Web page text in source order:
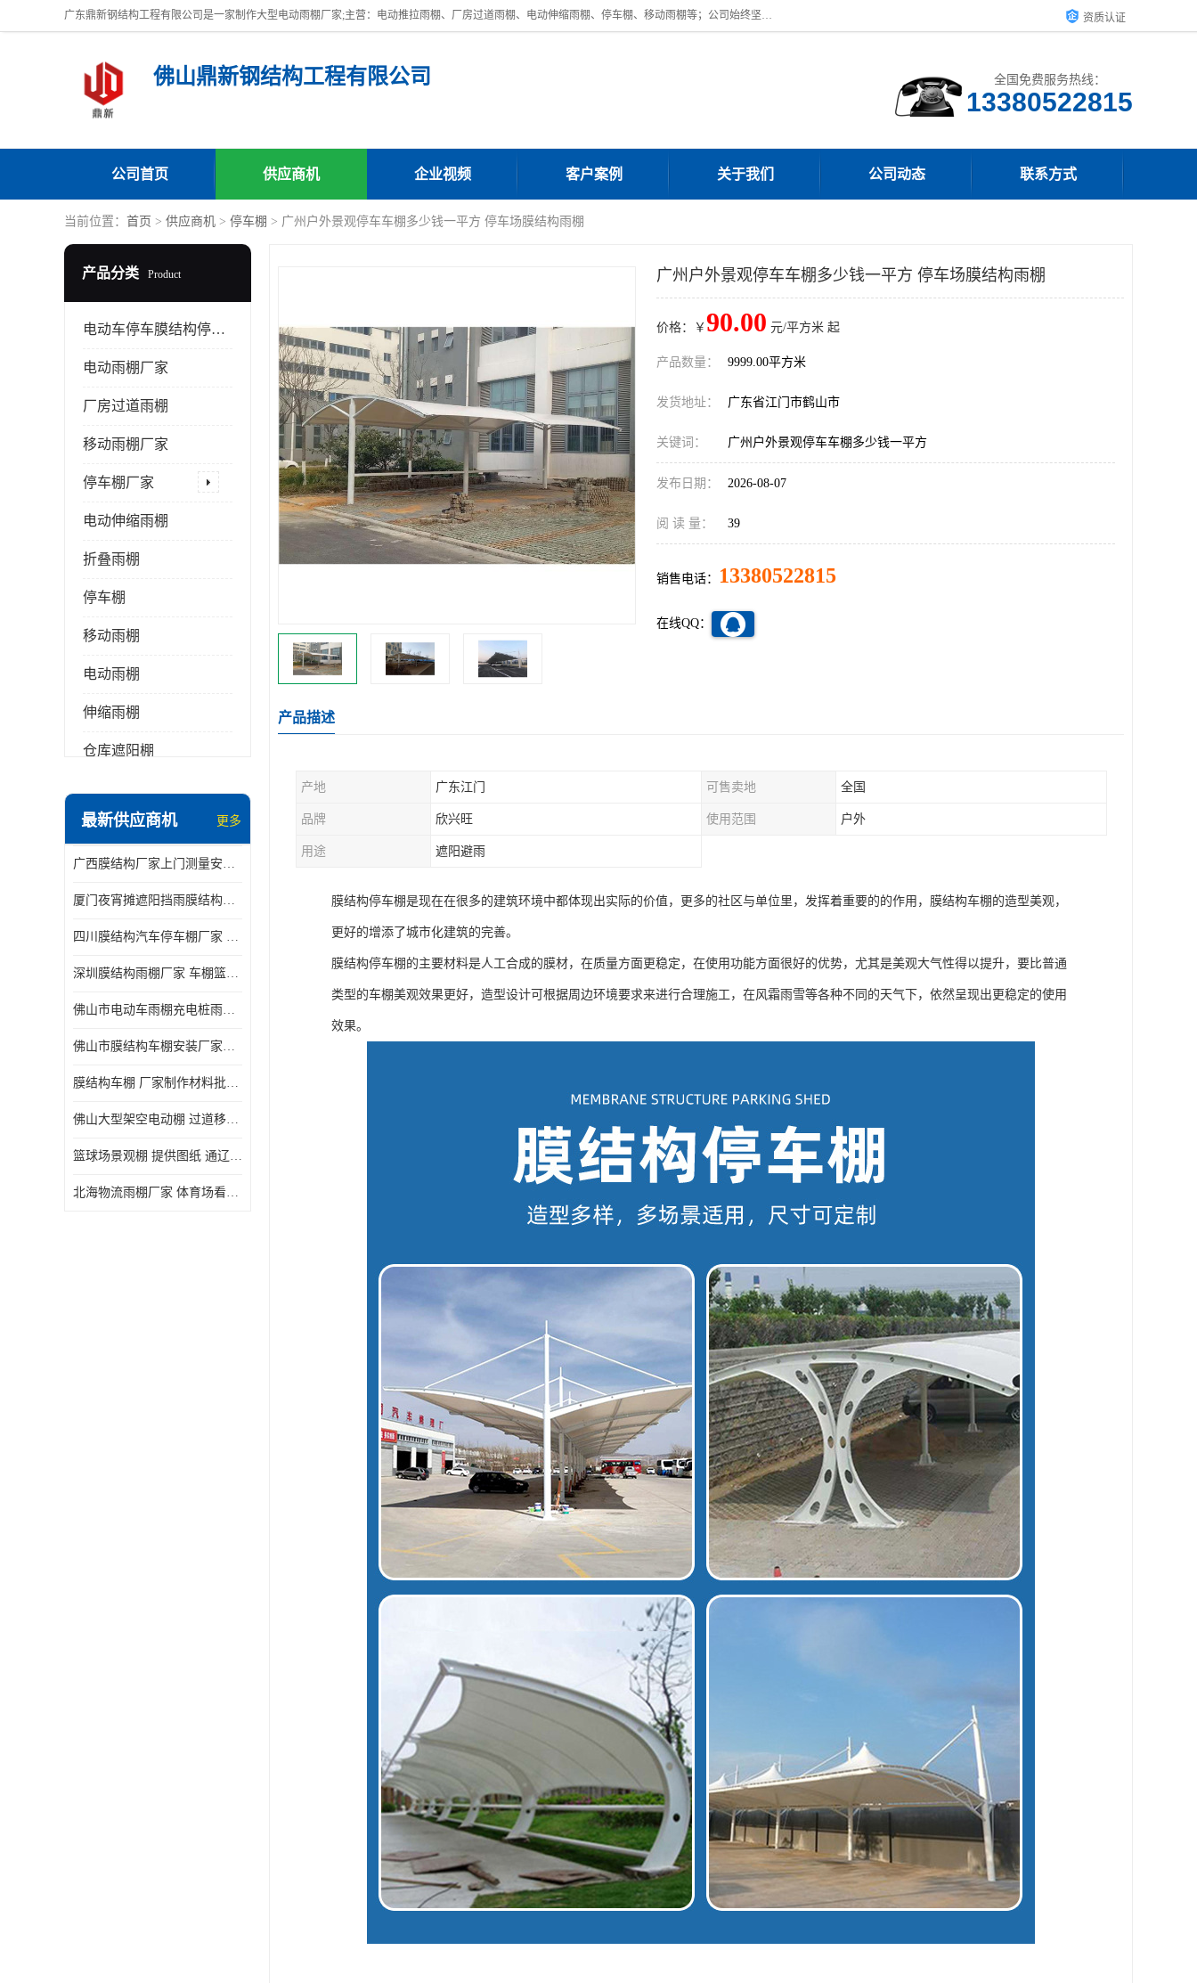
广东鼎新钢结构工程有限公司是一家制作大型电动雨棚厂家;主营：电动推拉雨棚、厂房过道雨棚、电动伸缩雨棚、停车棚、移动雨棚等；公司始终坚持结构创新,品质优越,美观形象,且售后服务好。公司充分吸纳当今休闲用品的前端技术和风格,为您带来质价相宜,时尚典雅的各种户外用品, 资质认证
佛山鼎新钢结构工程有限公司 全国免费服务热线：
13380522815
公司首页 供应商机 企业视频 客户案例 关于我们 公司动态 联系方式
当前位置： 首页 > 供应商机 > 停车棚 > 广州户外景观停车车棚多少钱一平方 停车场膜结构雨棚
产品分类 Product
电动车停车膜结构停车棚
电动雨棚厂家
厂房过道雨棚
移动雨棚厂家
停车棚厂家
电动伸缩雨棚
折叠雨棚
停车棚
移动雨棚
电动雨棚
伸缩雨棚
仓库遮阳棚
电动推拉雨棚
膜结构停景观棚
最新供应商机 更多
广西膜结构厂家上门测量安装发货，厂家发货没有差价
厦门夜宵摊遮阳挡雨膜结构雨棚设计 上门测量 款式多
四川膜结构汽车停车棚厂家 款式多 提供报价
深圳膜结构雨棚厂家 车棚篮球场体育看台 规格多样
佛山市电动车雨棚充电桩雨棚小区电动车棚
佛山市膜结构车棚安装厂家发货安装
膜结构车棚 厂家制作材料批发安装一体式工厂
佛山大型架空电动棚 过道移动雨蓬 屋轨道悬空棚免费测量
篮球场景观棚 提供图纸 通辽膜结构厂家
北海物流雨棚厂家 体育场看台雨棚 价格优惠
广州户外景观停车车棚多少钱一平方 停车场膜结构雨棚
价格：￥ 90.00 元/平方米 起
产品数量： 9999.00平方米
发货地址： 广东省江门市鹤山市
关键词： 广州户外景观停车车棚多少钱一平方
发布日期： 2026-08-07
阅 读 量： 39
销售电话： 13380522815
在线QQ：
产品描述
产地 广东江门 可售卖地 全国
品牌 欣兴旺 使用范围 户外
用途 遮阳避雨
膜结构停车棚是现在在很多的建筑环境中都体现出实际的价值，更多的社区与单位里，发挥着重要的的作用，膜结构车棚的造型美观，
更好的增添了城市化建筑的完善。
膜结构停车棚的主要材料是人工合成的膜材，在质量方面更稳定，在使用功能方面很好的优势，尤其是美观大气性得以提升，要比普通
类型的车棚美观效果更好，造型设计可根据周边环境要求来进行合理施工，在风霜雨雪等各种不同的天气下，依然呈现出更稳定的使用
效果。